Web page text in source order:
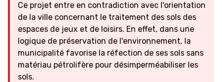
Ce projet entre en contradiction avec l'orientation
de la ville concernant le traitement des sols des
espaces de jeux et de loisirs. En effet, dans une
logique de préservation de l'environnement, la
municipalité favorise la réfection de ses sols sans
matériau pétrolifère pour désimperméabiliser les
sols.